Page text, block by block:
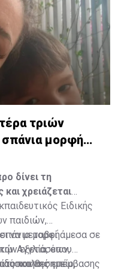
τριών
σπάνια μορφή
δίνει τη
χρειάζεται
Ειδικής
παιδιών,
μορφή
εξετάσεων,
δύσκολο σημείο,
να μεταβεί άμεσα σε
Αγγλία, όπου
η
και της επέμβασης